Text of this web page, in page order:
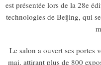
est présentée lors de la 28e
technologies de Beijing, qui
Le salon a ouvert ses portes
mai, attirant plus de 800